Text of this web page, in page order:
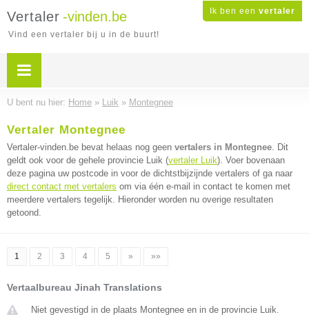
Ik ben een vertaler
Vertaler -vinden.be
Vind een vertaler bij u in de buurt!
U bent nu hier: Home » Luik » Montegnee
Vertaler Montegnee
Vertaler-vinden.be bevat helaas nog geen vertalers in Montegnee. Dit
geldt ook voor de gehele provincie Luik (vertaler Luik). Voer bovenaan
deze pagina uw postcode in voor de dichtstbijzijnde vertalers of ga naar
direct contact met vertalers om via één e-mail in contact te komen met
meerdere vertalers tegelijk. Hieronder worden nu overige resultaten
getoond.
1 2 3 4 5 » »»
Vertaalbureau Jinah Translations
Niet gevestigd in de plaats Montegnee en in de provincie Luik.